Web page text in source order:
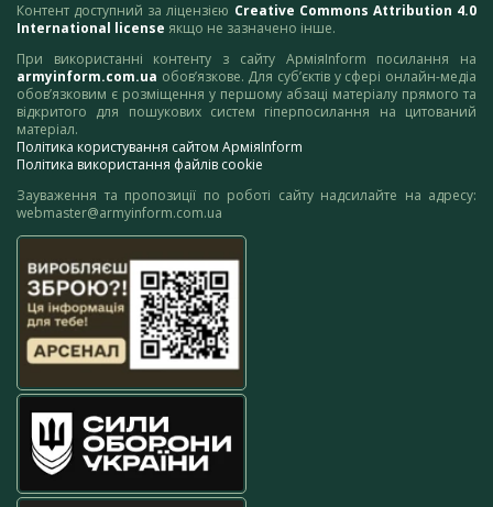
Контент доступний за ліцензією Creative Commons Attribution 4.0
International license якщо не зазначено інше.
При використанні контенту з сайту АрміяInform посилання на
armyinform.com.ua обов’язкове. Для суб’єктів у сфері онлайн-медіа
обов’язковим є розміщення у першому абзаці матеріалу прямого та
відкритого для пошукових систем гіперпосилання на цитований
матеріал.
Політика користування сайтом АрміяInform
Політика використання файлів cookie
Зауваження та пропозиції по роботі сайту надсилайте на адресу:
webmaster@armyinform.com.ua